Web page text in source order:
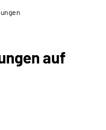
auf